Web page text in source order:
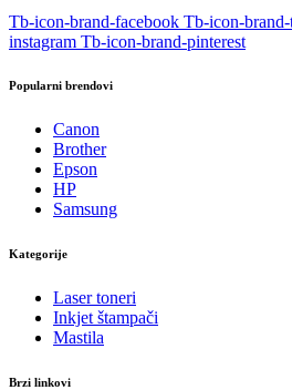
Tb-icon-brand-facebook Tb-icon-
instagram Tb-icon-brand-pinterest
Popularni brendovi
Canon
Brother
Epson
HP
Samsung
Kategorije
Laser toneri
Inkjet štampači
Mastila
Brzi linkovi